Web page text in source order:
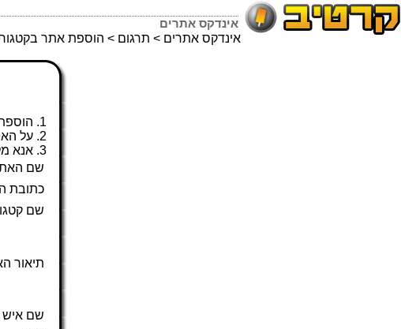
אינדקס אתרים
אינדקס אתרים > תרגום > הוספת אתר
1. הוספת אתר לאינדקס, מתבצעת בתהליך קל ופשוט.
2. על האתר לעמוד
3. אנא מלאו את הטופס הבא:
שם
כתובת
שם
תיאור
שם